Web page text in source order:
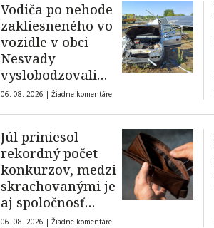
Vodiča po nehode
zakliesneného vo
vozidle v obci
Nesvady
vyslobodzovali
hasiči
06. 08. 2026 | Žiadne komentáre
Júl priniesol
rekordný počet
konkurzov, medzi
skrachovanými je
aj spoločnosť
spájaná s kauzou
06. 08. 2026 | Žiadne komentáre